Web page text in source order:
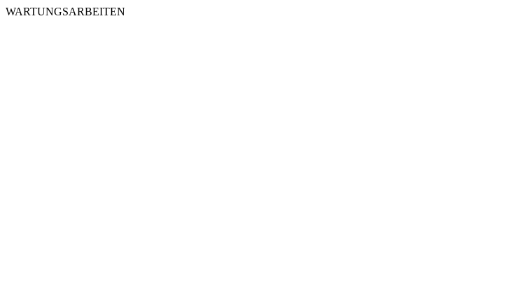
WARTUNGSARBEITEN